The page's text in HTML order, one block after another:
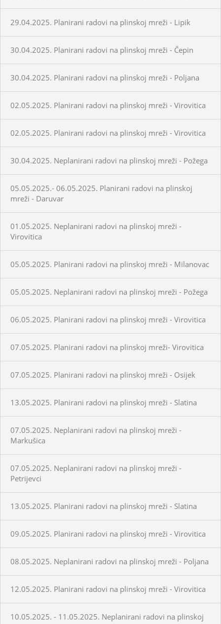
29.04.2025. Planirani radovi na plinskoj mreži - Lipik
30.04.2025. Planirani radovi na plinskoj mreži - Čepin
30.04.2025. Planirani radovi na plinskoj mreži - Poljana
02.05.2025. Planirani radovi na plinskoj mreži - Virovitica
02.05.2025. Planirani radovi na plinskoj mreži - Virovitica
30.04.2025. Neplanirani radovi na plinskoj mreži - Požega
05.05.2025.- 06.05.2025. Planirani radovi na plinskoj
mreži - Daruvar
01.05.2025. Neplanirani radovi na plinskoj mreži -
Virovitica
05.05.2025. Planirani radovi na plinskoj mreži - Milanovac
05.05.2025. Neplanirani radovi na plinskoj mreži - Požega
06.05.2025. Planirani radovi na plinskoj mreži - Virovitica
07.05.2025. Planirani radovi na plinskoj mreži- Virovitica
07.05.2025. Planirani radovi na plinskoj mreži - Osijek
13.05.2025. Planirani radovi na plinskoj mreži - Slatina
07.05.2025. Neplanirani radovi na plinskoj mreži -
Markušica
07.05.2025. Neplanirani radovi na plinskoj mreži -
Petrijevci
13.05.2025. Planirani radovi na plinskoj mreži - Slatina
09.05.2025. Planirani radovi na plinskoj mreži - Virovitica
08.05.2025. Neplanirani radovi na plinskoj mreži - Poljana
12.05.2025. Planirani radovi na plinskoj mreži - Virovitica
10.05.2025. - 11.05.2025. Neplanirani radovi na plinskoj